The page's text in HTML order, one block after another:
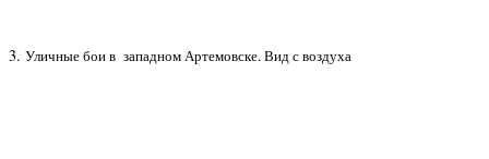
3. Уличные бои в западном Артемовске. Вид с воздуха